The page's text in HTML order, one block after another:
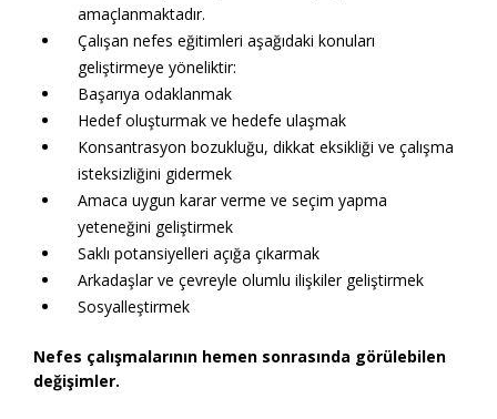
amaçlanmaktadır.
Çalışan nefes eğitimleri aşağıdaki konuları
geliştirmeye yöneliktir:
Başarıya odaklanmak
Hedef oluşturmak ve hedefe ulaşmak
Konsantrasyon bozukluğu, dikkat eksikliği ve çalışma
isteksizliğini gidermek
Amaca uygun karar verme ve seçim yapma
yeteneğini geliştirmek
Saklı potansiyelleri açığa çıkarmak
Arkadaşlar ve çevreyle olumlu ilişkiler geliştirmek
Sosyalleştirmek
Nefes çalışmalarının hemen sonrasında görülebilen
değişimler.